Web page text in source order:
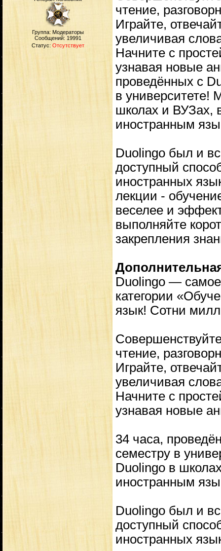
Группа: Модераторы
Сообщений: 19991
Статус: Отсутствует
чтение,
Играйте,
увеличивая
Начните с
узнавая новые
проведённых с
в университете!
школах и ВУЗах,
иностранным
Duolingo был и
доступный
иностранных
лекции -
веселее и
выполняйте
закрепления
Duolingo —
категории
язык! Сотни
чтение,
Играйте,
увеличивая
Начните с
узнавая новые
34 часа,
семестру в
Duolingo в
иностранным
Duolingo был и
доступный
иностранных